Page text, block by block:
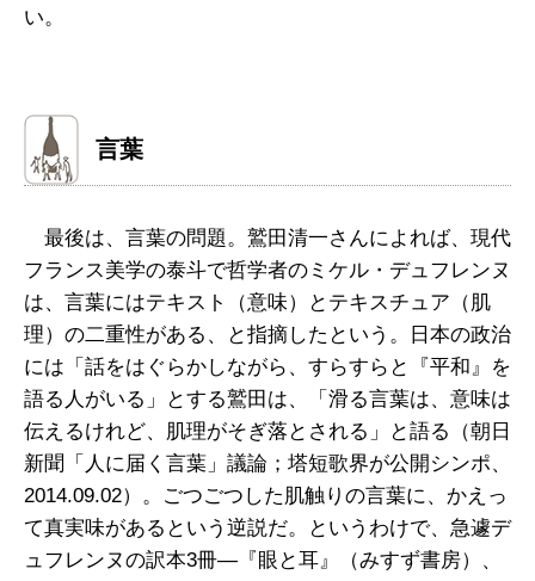
い。
言葉
最後は、言葉の問題。鷲田清一さんによれば、現代
フランス美学の泰斗で哲学者のミケル・デュフレンヌ
は、言葉にはテキスト（意味）とテキスチュア（肌
理）の二重性がある、と指摘したという。日本の政治
には「話をはぐらかしながら、すらすらと『平和』を
語る人がいる」とする鷲田は、「滑る言葉は、意味は
伝えるけれど、肌理がそぎ落とされる」と語る（朝日
新聞「人に届く言葉」議論；塔短歌界が公開シンポ、
2014.09.02）。ごつごつした肌触りの言葉に、かえっ
て真実味があるという逆説だ。というわけで、急遽デ
ュフレンヌの訳本3冊―『眼と耳』（みすず書房）、